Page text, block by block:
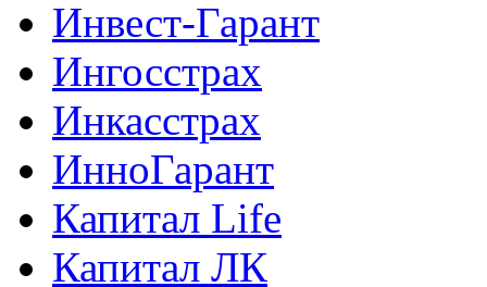
Инвест-Гарант
Ингосстрах
Инкасстрах
ИнноГарант
Капитал Life
Капитал ЛК